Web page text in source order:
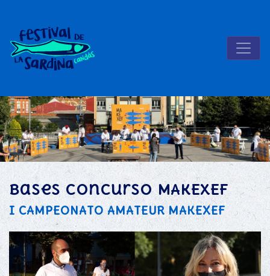
Bases concurso MAKEXEF
I CAMPEONATO AMATEUR MAKEXEF